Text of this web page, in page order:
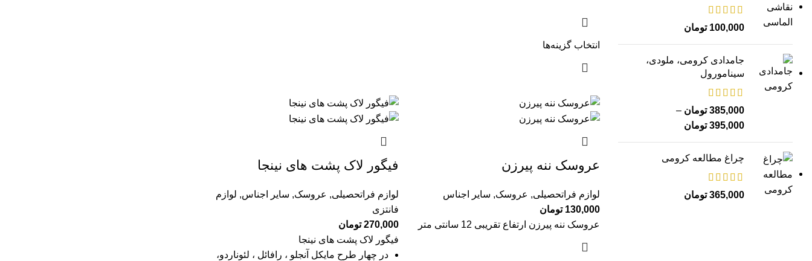
100,000 تومان
جامدادی کرومی، ملودی،
سینامورول
385,000 تومان –
395,000 تومان
چراغ مطالعه کرومی
365,000 تومان
انتخاب گزینه‌ها
عروسک ننه پیرزن
لوازم فراتحصیلی, عروسک, سایر اجناس
130,000 تومان
عروسک ننه پیرزن ارتفاع تقریبی 12 سانتی متر
فیگور لاک پشت های نینجا
لوازم فراتحصیلی, عروسک, سایر اجناس, لوازم
فانتزی
270,000 تومان
فیگور لاک پشت های نینجا
در چهار طرح مایکل آنجلو ، رافائل ، لئوناردو،